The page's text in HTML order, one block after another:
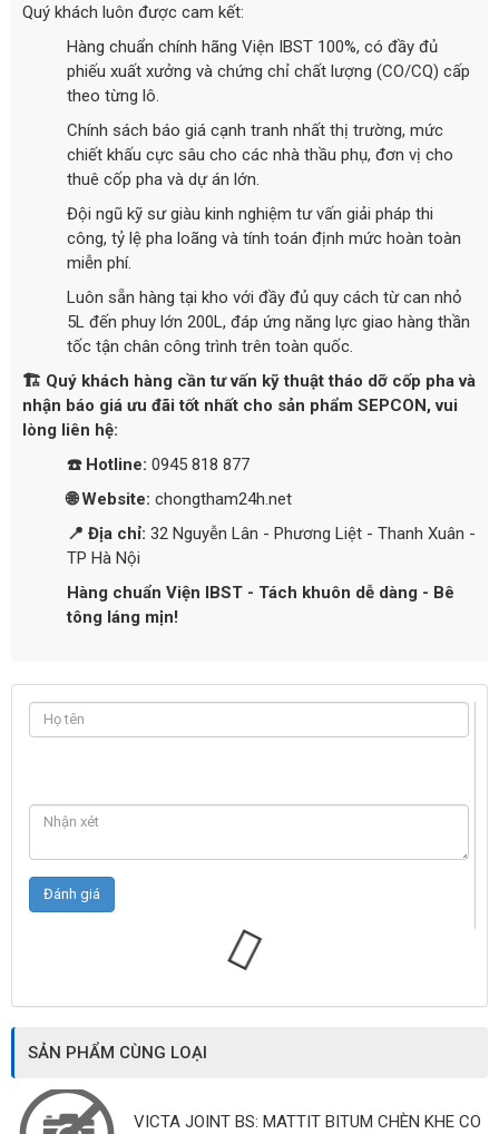
Quý khách luôn được cam kết:
Hàng chuẩn chính hãng Viện IBST 100%, có đầy đủ
phiếu xuất xưởng và chứng chỉ chất lượng (CO/CQ) cấp
theo từng lô.
Chính sách báo giá cạnh tranh nhất thị trường, mức
chiết khấu cực sâu cho các nhà thầu phụ, đơn vị cho
thuê cốp pha và dự án lớn.
Đội ngũ kỹ sư giàu kinh nghiệm tư vấn giải pháp thi
công, tỷ lệ pha loãng và tính toán định mức hoàn toàn
miễn phí.
Luôn sẵn hàng tại kho với đầy đủ quy cách từ can nhỏ
5L đến phuy lớn 200L, đáp ứng năng lực giao hàng thần
tốc tận chân công trình trên toàn quốc.
🏗️ Quý khách hàng cần tư vấn kỹ thuật tháo dỡ cốp pha và
nhận báo giá ưu đãi tốt nhất cho sản phẩm SEPCON, vui
lòng liên hệ:
☎️ Hotline: 0945 818 877
🌐 Website: chongtham24h.net
📍 Địa chỉ: 32 Nguyễn Lân - Phương Liệt - Thanh Xuân -
TP Hà Nội
Hàng chuẩn Viện IBST - Tách khuôn dễ dàng - Bê
tông láng mịn!
SẢN PHẨM CÙNG LOẠI
VICTA JOINT BS: MATTIT BITUM CHÈN KHE CO